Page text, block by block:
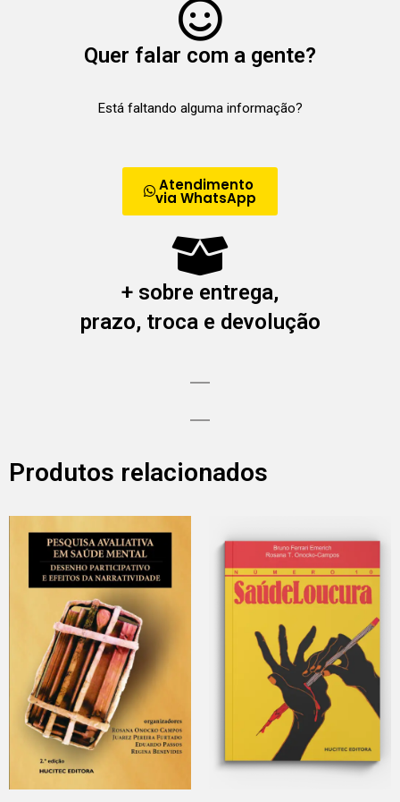
Quer falar com a gente?
Está faltando alguma informação?
Atendimento
via WhatsApp
+ sobre entrega,
prazo, troca e devolução
Produtos relacionados